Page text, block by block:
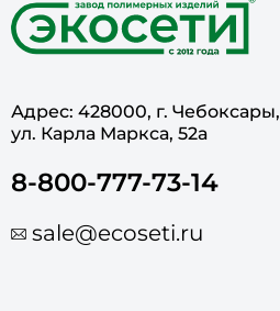
Адрес: 428000, г. Чебоксары,
ул. Карла Маркса, 52а
8-800-777-73-14
sale@ecoseti.ru